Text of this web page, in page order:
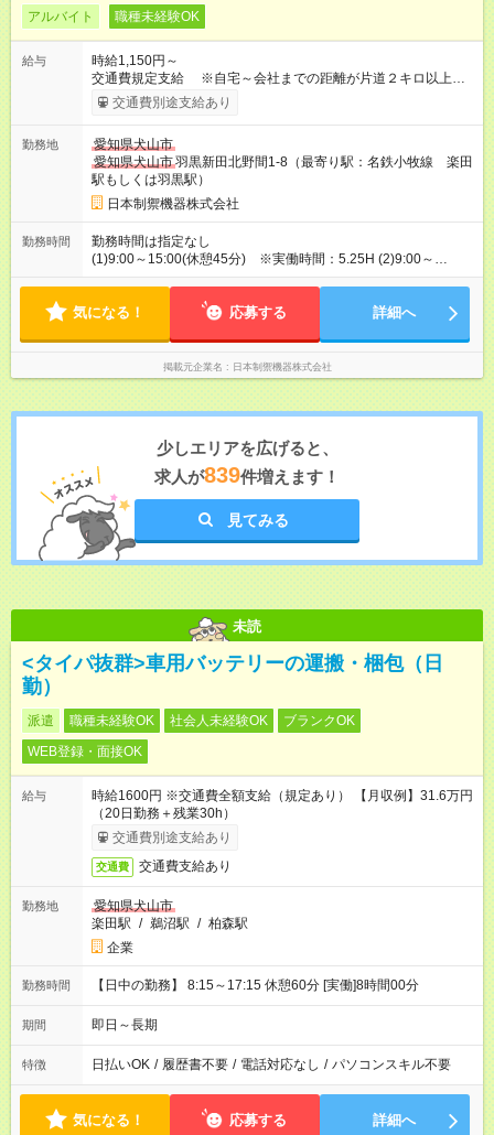
アルバイト 職種未経験OK
給与
時給1,150円～
交通費規定支給 ※自宅～会社までの距離が片道２キロ以上の
場合、月額5万円まで支給。 【試用期間】試用期間あり 試用期
間の長さ：1ヶ月 雇用形態、給与は本採用時と同じです。
交通費別途支給あり
勤務地
愛知県犬山市
愛知県犬山市羽黒新田北野間1-8（最寄り駅：名鉄小牧線 楽田
駅もしくは羽黒駅）
日本制禦機器株式会社
勤務時間
勤務時間は指定なし
(1)9:00～15:00(休憩45分) ※実働時間：5.25H (2)9:00～
17:30(休憩60分) ※実働時間：7.5H (上記以外に、午前に10分
気になる！ 応募する 詳細へ
掲載元企業名 日本制禦機器株式会社
少しエリアを広げると、
求人が839件増えます！
見てみる
未読
<タイパ抜群>車用バッテリーの運搬・梱包（日
勤）
派遣 職種未経験OK 社会人未経験OK
ブランクOK
WEB登録・面接OK
給与
時給1600円 ※交通費全額支給（規定あり） 【月収例】31.6万円
（20日勤務＋残業30h）
交通費別途支給あり
交通費 交通費支給あり
勤務地
愛知県犬山市
楽田駅 / 鵜沼駅 / 柏森駅
企業
勤務時間 【日中の勤務】 8:15～17:15 休憩60分 [実働]8時間00分
期間 即日～長期
特徴 日払いOK / 履歴書不要 / 電話対応なし / パソコンスキル不要
気になる！ 応募する 詳細へ